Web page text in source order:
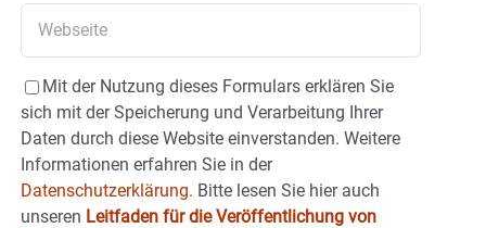
Mit der Nutzung dieses Formulars erklären Sie
sich mit der Speicherung und Verarbeitung Ihrer
Daten durch diese Website einverstanden. Weitere
Informationen erfahren Sie in der
Datenschutzerklärung. Bitte lesen Sie hier auch
unseren Leitfaden für die Veröffentlichung von